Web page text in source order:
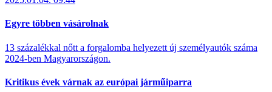
Egyre többen vásárolnak
13 százalékkal nőtt a forgalomba helyezett új személyautók száma
2024-ben Magyarországon.
Kritikus évek várnak az európai járműiparra